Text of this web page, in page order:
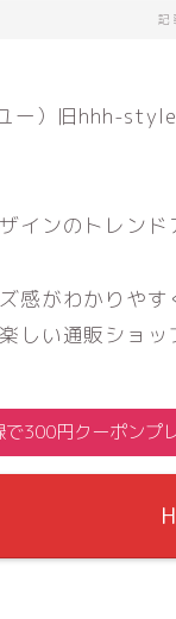
記
ー）旧hhh-
インのトレンド
感がわかりや
しい通販ショッ
300円クーポンプ